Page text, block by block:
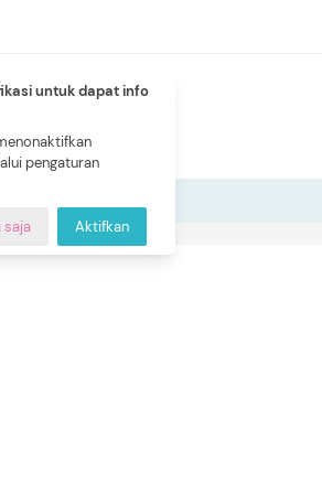
untuk dapat info
pengaturan
saja Aktifkan
BUNDA